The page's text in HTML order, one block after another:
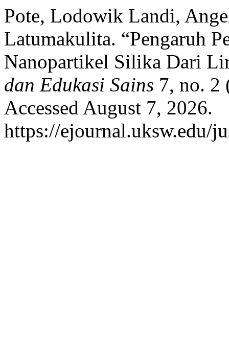
Pote, Lodowik Landi,
Latumakulita. “Pengaruh
Nanopartikel Silika Dari
dan Edukasi Sains 7, no. 2
Accessed August 7, 2026.
https://ejournal.uksw.edu/